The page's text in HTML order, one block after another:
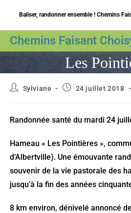
content
Baliser, randonner ensemble ! Chemins
Chemins Faisant
Les
Auteur/autrice
Sylviane
Publication
24 juillet 2018
Randonnée santé du mardi 24
Hameau « Les Pointières »,
d’Albertville). Une émouvante
souvenir de la vie pastorale des
jusqu’à la fin des années
8 km environ, dénivelé annoncé